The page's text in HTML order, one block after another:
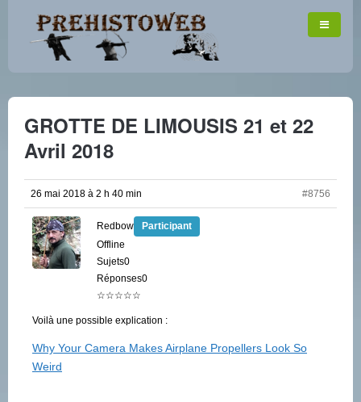
GROTTE DE LIMOUSIS 21 et 22
Avril 2018
26 mai 2018 à 2 h 40 min #8756
Redbow
Participant
Offline
Sujets0
Réponses0
☆☆☆☆☆
Voilà une possible explication :
Why Your Camera Makes Airplane Propellers Look So
Weird